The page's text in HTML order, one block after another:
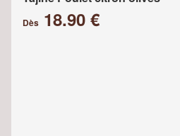
Dès 18.90 €